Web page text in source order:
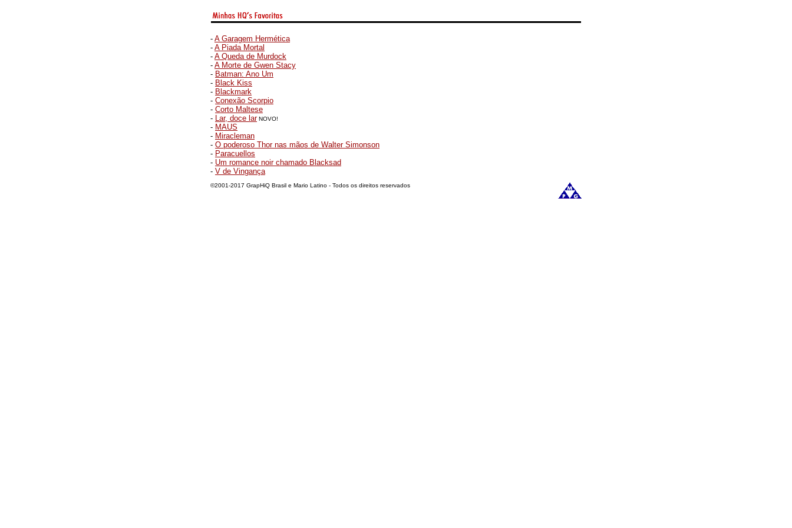
- A Garagem Hermética
- A Piada Mortal
- A Queda de Murdock
- A Morte de Gwen Stacy
- Batman: Ano Um
- Black Kiss
- Blackmark
- Conexão Scorpio
- Corto Maltese
- Lar, doce larNOVO!
- MAUS
- Miracleman
- O poderoso Thor nas mãos de Walter Simonson
- Paracuellos
- Um romance noir chamado Blacksad
- V de Vingança
©2001-2017 GrapHiQ Brasil e Mario Latino - Todos os direitos reservados